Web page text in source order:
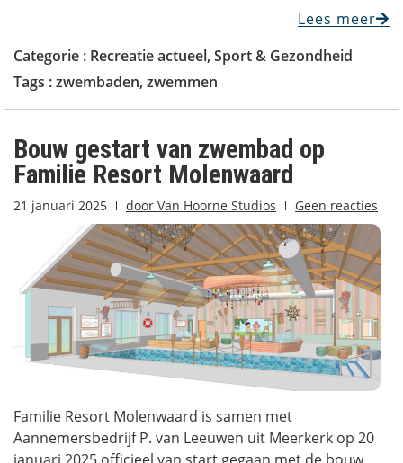
Lees meer
Categorie : Recreatie actueel, Sport & Gezondheid
Tags :zwembaden, zwemmen
Bouw gestart van zwembad op
Familie Resort Molenwaard
21 januari 2025 door Van Hoorne Studios Geen reacties
Familie Resort Molenwaard is samen met
Aannemersbedrijf P. van Leeuwen uit Meerkerk op 20